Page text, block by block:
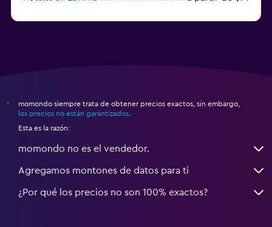
*
momondo siempre trata de obtener precios exactos, sin embargo,
los precios no están garantizados
Esta es la razón:
momondo no es el vendedor.
Agregamos montones de datos para ti
¿Por qué los precios no son 100% exactos?